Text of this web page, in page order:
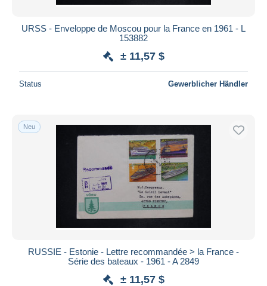
URSS - Enveloppe de Moscou pour la France en 1961 - L
153882
± 11,57 $
Status Gewerblicher Händler
Neu
RUSSIE - Estonie - Lettre recommandée > la France -
Série des bateaux - 1961 - A 2849
± 11,57 $